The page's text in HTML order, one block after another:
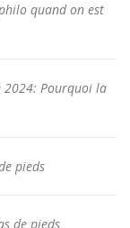
quand on est
2024: Pourquoi la
pieds
de pieds